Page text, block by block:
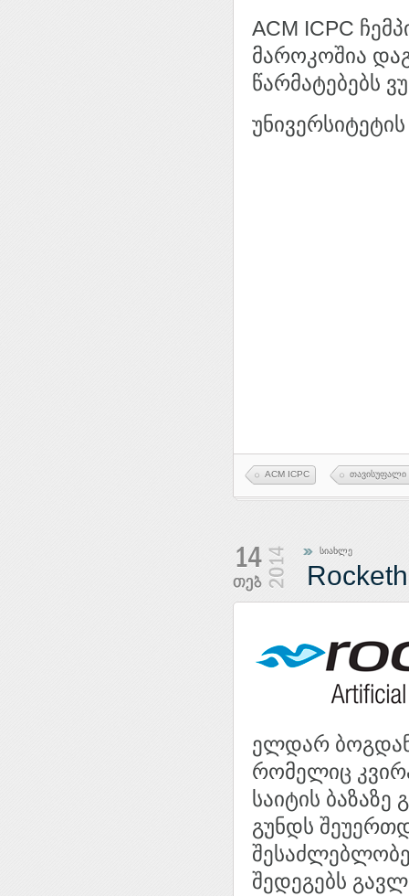
ACM ICPC
მაროკოშია
წარმატებებს
ACM ICPC თავისუფალი
სიახლე
ელდარ
რომელიც
საიტის
გუნდს
შედეგებს